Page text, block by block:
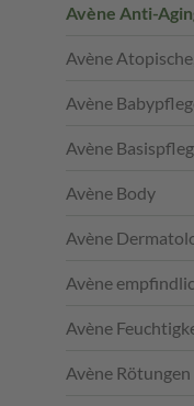
Avène Anti-
Avène
Avène
Avène
Avène Body
Avène
Avène
Avène
Avène